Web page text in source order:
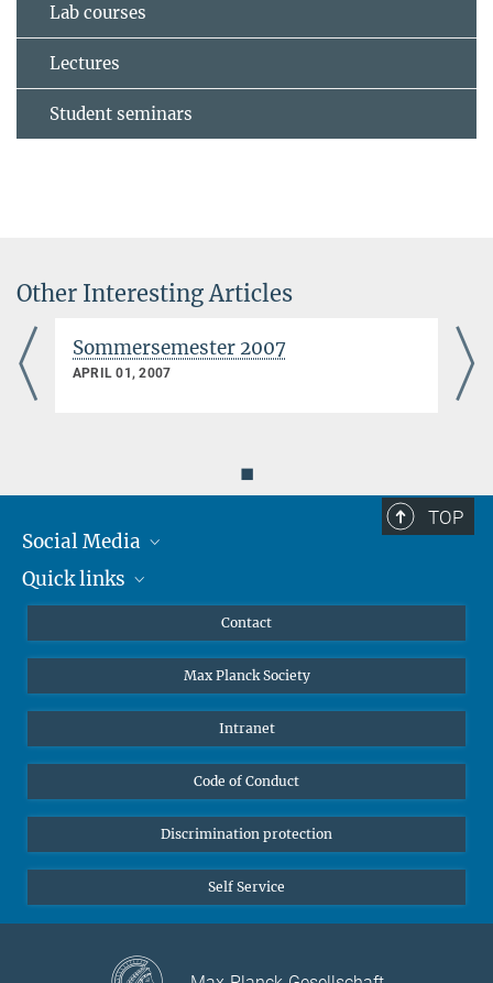
Lab courses
Lectures
Student seminars
Other Interesting Articles
Sommersemester 2007
APRIL 01, 2007
◼
TOP
Social Media
Mastodon
Quick links
High school students
Public
Alumnae | Alumni
Contact
Max Planck Society
Intranet
Code of Conduct
Discrimination protection
Self Service